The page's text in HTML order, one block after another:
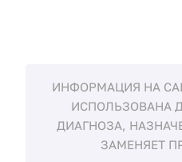
ИНФОРМАЦИЯ НА
ИСПОЛЬЗОВАНА
ДИАГНОЗА,
ЗАМЕНЯЕТ